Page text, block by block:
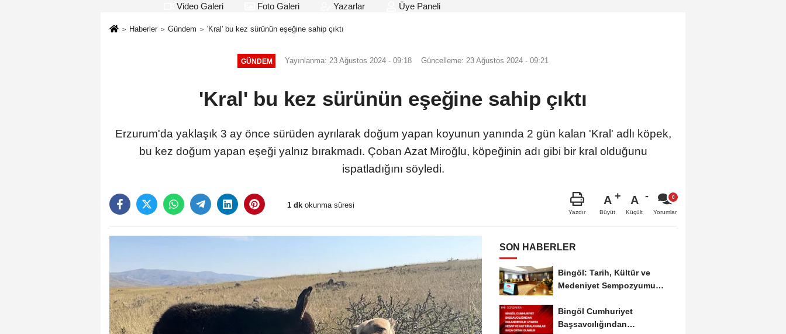
Video Galeri Foto Galeri Yazarlar Üye Paneli
Haberler Gündem 'Kral' bu kez sürünün eşeğine sahip çıktı
GÜNDEM Yayınlanma: 23 Ağustos 2024 - 09:18 Güncelleme: 23 Ağustos 2024 - 09:21
'Kral' bu kez sürünün eşeğine sahip çıktı
Erzurum'da yaklaşık 3 ay önce sürüden ayrılarak doğum yapan koyunun yanında 2 gün kalan 'Kral' adlı köpek,
bu kez doğum yapan eşeği yalnız bırakmadı. Çoban Azat Miroğlu, köpeğinin adı gibi bir kral olduğunu
ispatladığını söyledi.
1 dk okunma süresi
Yazdır
A
Büyüt
A
Küçült Yorumlar
SON HABERLER
Bingöl: Tarih, Kültür ve
Medeniyet Sempozyumu
Bingöl Cumhuriyet
Başsavcılığından